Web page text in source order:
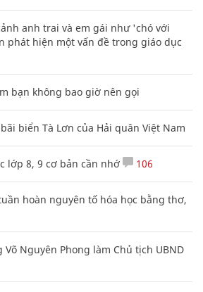
anh trai và em gái như 'chó với
phát hiện một vấn đề trong giáo dục
bạn không bao giờ nên gọi
biển Tà Lơn của Hải quân Việt Nam
lớp 8, 9 cơ bản cần nhớ 106
hoàn nguyên tố hóa học bằng thơ,
Nguyên Phong làm Chủ tịch UBND